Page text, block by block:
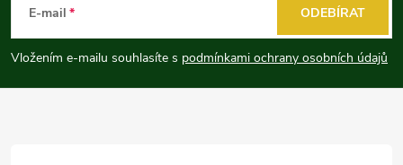
p
a
E-mail
Vložením e-mailu souhlasíte s podmínkami ochrany osobních údajů
ODEBÍRAT